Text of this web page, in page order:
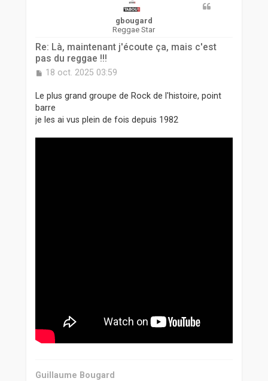
gbougard
Reggae Star
Re: Là, maintenant j'écoute ça, mais c'est
pas du reggae !!!
M
s
a
g
18 oct. 2025 03:59
Le plus grand groupe de Rock de l'histoire, point
barre
je les ai vus plein de fois depuis 1982
Guillaume Bougard